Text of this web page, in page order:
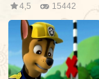
4,5 15442